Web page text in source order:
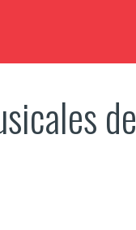
de